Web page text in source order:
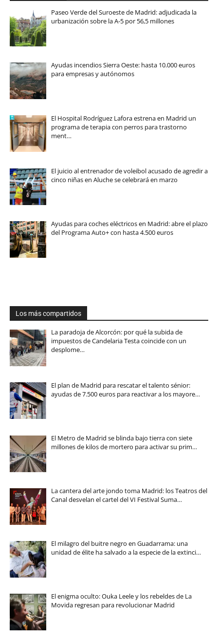
Paseo Verde del Suroeste de Madrid: adjudicada la
urbanización sobre la A-5 por 56,5 millones
Ayudas incendios Sierra Oeste: hasta 10.000 euros
para empresas y autónomos
El Hospital Rodríguez Lafora estrena en Madrid un
programa de terapia con perros para trastorno
ment…
El juicio al entrenador de voleibol acusado de agredir a
cinco niñas en Aluche se celebrará en marzo
Ayudas para coches eléctricos en Madrid: abre el plazo
del Programa Auto+ con hasta 4.500 euros
Los más compartidos
La paradoja de Alcorcón: por qué la subida de
impuestos de Candelaria Testa coincide con un
desplome…
El plan de Madrid para rescatar el talento sénior:
ayudas de 7.500 euros para reactivar a los mayore…
El Metro de Madrid se blinda bajo tierra con siete
millones de kilos de mortero para activar su prim…
La cantera del arte jondo toma Madrid: los Teatros del
Canal desvelan el cartel del VI Festival Suma…
El milagro del buitre negro en Guadarrama: una
unidad de élite ha salvado a la especie de la extinci…
El enigma oculto: Ouka Leele y los rebeldes de La
Movida regresan para revolucionar Madrid